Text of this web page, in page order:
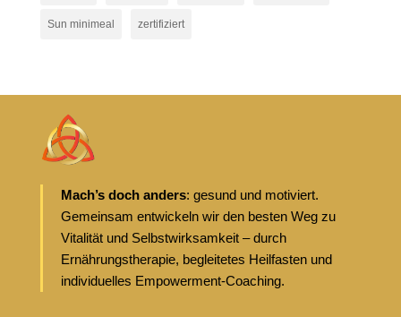
Sun minimeal zertifiziert
Mach’s doch anders: gesund und motiviert.
Gemeinsam entwickeln wir den besten Weg zu
Vitalität und Selbstwirksamkeit – durch
Ernährungstherapie, begleitetes Heilfasten und
individuelles Empowerment-Coaching.